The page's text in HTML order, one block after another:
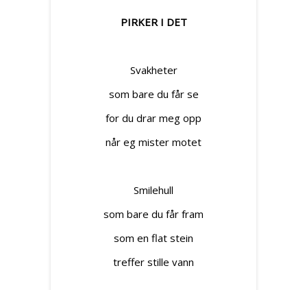
PIRKER I DET
Svakheter
som bare du får se
for du drar meg opp
når eg mister motet
Smilehull
som bare du får fram
som en flat stein
treffer stille vann